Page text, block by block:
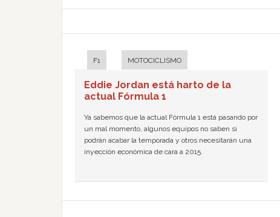
F1 MOTOCICLISMO
Eddie Jordan está harto de la
actual Fórmula 1
Ya sabemos que la actual Fórmula 1 está pasando por
un mal momento, algunos equipos no saben si
podrán acabar la temporada y otros necesitarán una
inyección económica de cara a 2015.